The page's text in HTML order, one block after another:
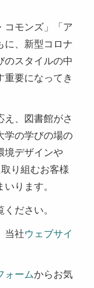
コモンズ」「ア
に、新型コロナ
のスタイルの中
重要になってき
え、図書館がさ
学の学びの場の
境デザインや
り組むお客様
ります。
ください。
当社ウェブサイ
ォームからお気